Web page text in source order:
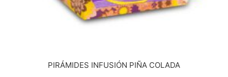
PIRÁMIDES INFUSIÓN PIÑA COLADA